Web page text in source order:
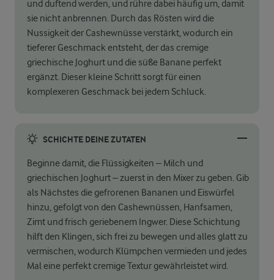
und duftend werden, und rühre dabei häufig um, damit
sie nicht anbrennen. Durch das Rösten wird die
Nussigkeit der Cashewnüsse verstärkt, wodurch ein
tieferer Geschmack entsteht, der das cremige
griechische Joghurt und die süße Banane perfekt
ergänzt. Dieser kleine Schritt sorgt für einen
komplexeren Geschmack bei jedem Schluck.
SCHICHTE DEINE ZUTATEN
Beginne damit, die Flüssigkeiten – Milch und
griechischen Joghurt – zuerst in den Mixer zu geben. Gib
als Nächstes die gefrorenen Bananen und Eiswürfel
hinzu, gefolgt von den Cashewnüssen, Hanfsamen,
Zimt und frisch geriebenem Ingwer. Diese Schichtung
hilft den Klingen, sich frei zu bewegen und alles glatt zu
vermischen, wodurch Klümpchen vermieden und jedes
Mal eine perfekt cremige Textur gewährleistet wird.